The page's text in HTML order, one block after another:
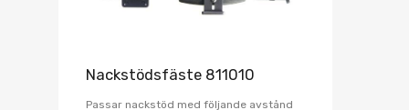
Nackstödsfäste 811010
Passar nackstöd med följande avstånd